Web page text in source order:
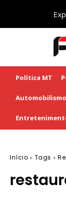
Política MT
Automobilismo
Início Tags